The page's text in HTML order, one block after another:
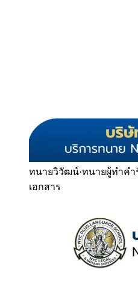
ทนายวิวัฒน์·ทนายผู้ทำคำ
เอกสาร